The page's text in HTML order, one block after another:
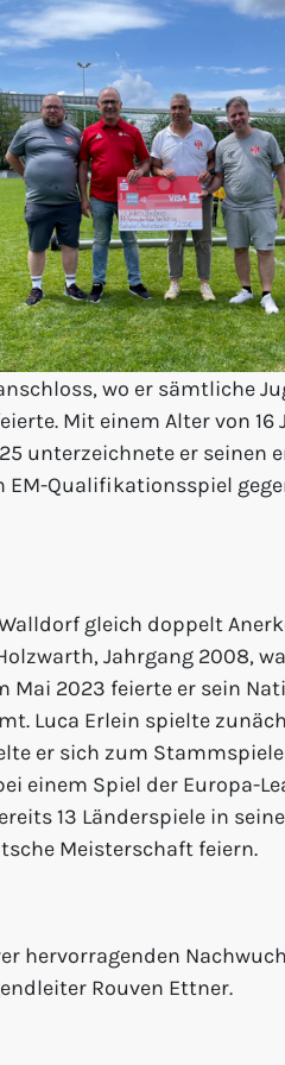
wo er sämtliche
Mit einem Alter von 16
unterzeichnete er seinen
Qualifikationsspiel
gleich doppelt
Jahrgang 2008,
2023 feierte er sein
Luca Erlein spielte
er sich zum
Spiel der Europa-
13 Länderspiele in
Meisterschaft feiern.
hervorragenden
Rouven Ettner.